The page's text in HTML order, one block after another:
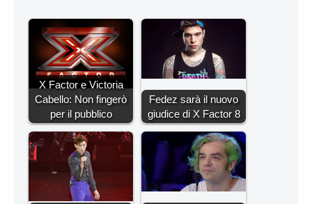
X Factor e Victoria
Cabello: Non fingerò
per il pubblico
Fedez sarà il nuovo
giudice di X Factor 8